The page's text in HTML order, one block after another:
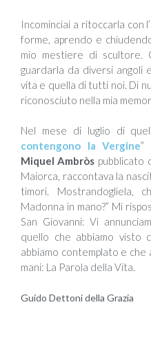
Incominciai a ritoccarla con
forme, aprendo e
mio mestiere di scultore.
guardarla da diversi angoli
vita e quella di tutti noi. Di
riconosciuto nella mia
Nel mese di luglio di
contengono la Vergine”
Miquel Ambròs pubblicato
Maiorca, raccontava la
timori. Mostrandogliela,
Madonna in mano?” Mi
San Giovanni: Vi
quello che abbiamo visto
abbiamo contemplato e
mani: La Parola della Vita.
Guido Dettoni della Grazia